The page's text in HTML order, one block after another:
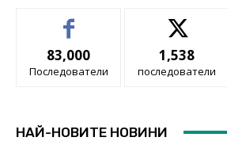
83,000
Последователи
1,538
последователи
НАЙ-НОВИТЕ НОВИНИ